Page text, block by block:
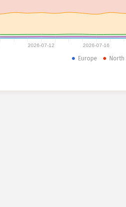
2026-07-12 2026-07-16
Europe North